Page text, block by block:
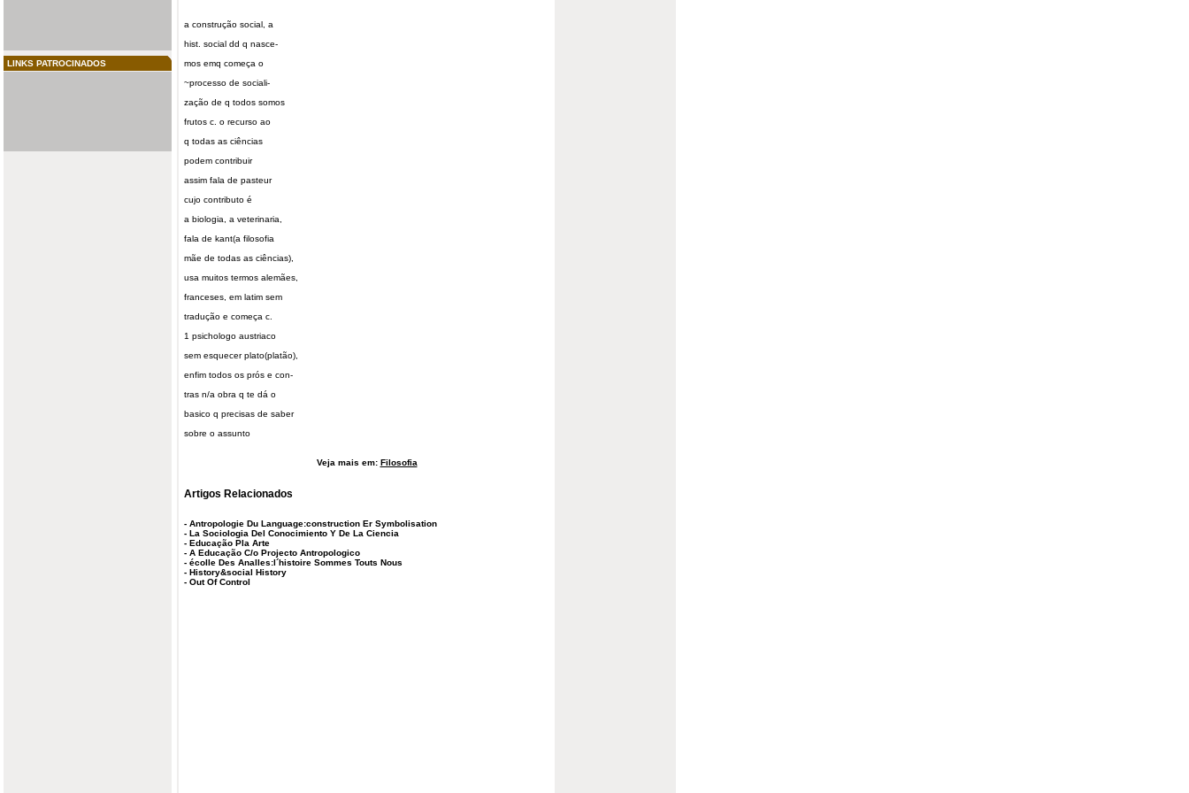
LINKS PATROCINADOS
a construção social, a
hist. social dd q nasce-
mos emq começa o
~processo de sociali-
zação de q todos somos
frutos c. o recurso ao
q todas as ciências
podem contribuir
assim fala de pasteur
cujo contributo é
a biologia, a veterinaria,
fala de kant(a filosofia
mãe de todas as ciências),
usa muitos termos alemães,
franceses, em latim sem
tradução e começa c.
1 psichologo austriaco
sem esquecer plato(platão),
enfim todos os prós e con-
tras n/a obra q te dá o
basico q precisas de saber
sobre o assunto
Veja mais em: Filosofia
Artigos Relacionados
- Antropologie Du Language:construction Er Symbolisation
- La Sociologia Del Conocimiento Y De La Ciencia
- Educação Pla Arte
- A Educação C/o Projecto Antropologico
- écolle Des Analles:l´histoire Sommes Touts Nous
- History&social History
- Out Of Control